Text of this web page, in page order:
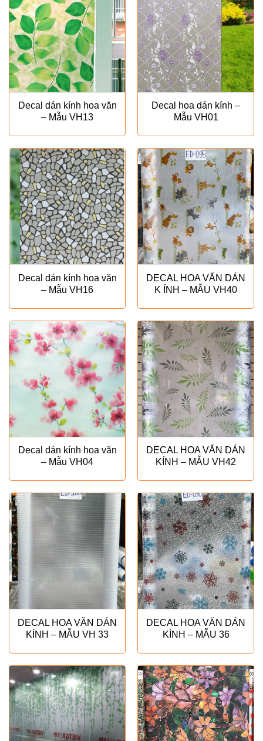
Decal dán kính hoa văn
– Mẫu VH13
Decal hoa dán kính –
Mẫu VH01
Decal dán kính hoa văn
– Mẫu VH16
DECAL HOA VĂN DÁN
K ÍNH – MẪU VH40
Decal dán kính hoa văn
– Mẫu VH04
DECAL HOA VĂN DÁN
KÍNH – MẪU VH42
DECAL HOA VĂN DÁN
KÍNH – MẪU VH 33
DECAL HOA VĂN DÁN
KÍNH – MẪU 36